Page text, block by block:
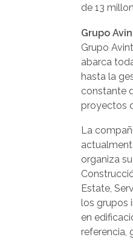
de 13
Grupo
Grupo
abarca
hasta la
constante
proyectos
La
organiza
Estate,
los grupos
en
referencia,